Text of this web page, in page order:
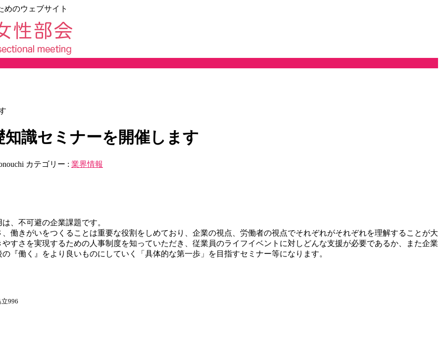
めのウェブサイト
識セミナーを開催します
カテゴリー : 業界情報
、不可避の企業課題です。
働きがいをつくることは重要な役割をしめており、企業の視点、労働者の視点でそれぞれがそれぞれを理解することが大
すさを実現するための人事制度を知っていただき、従業員のライフイベントに対しどんな支援が必要であるか、また企業
『働く』をより良いものにしていく「具体的な第一歩」を目指すセミナー等になります。
996